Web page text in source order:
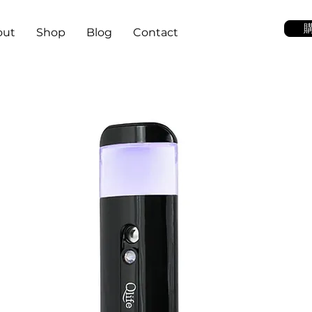
Shop Blog Contact